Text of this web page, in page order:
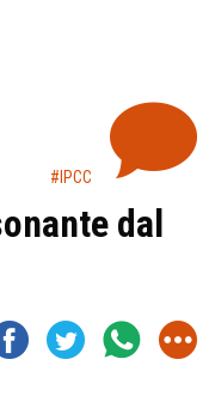
#IPCC
dal